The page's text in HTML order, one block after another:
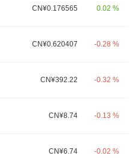
CN¥0.176565 0.02 %
CN¥0.620407 -0.28 %
CN¥392.22 -0.32 %
CN¥8.74 -0.13 %
CN¥6.74 -0.02 %